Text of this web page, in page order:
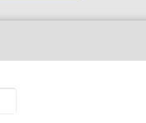
acontece quando